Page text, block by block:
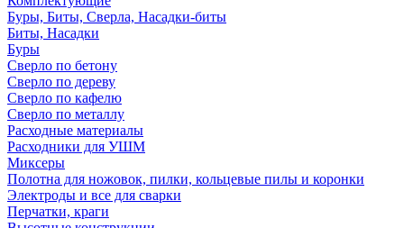
Буры, Биты, Сверла, Насадки-биты
Биты, Насадки
Буры
Сверло по бетону
Сверло по дереву
Сверло по кафелю
Сверло по металлу
Расходные материалы
Расходники для УШМ
Миксеры
Полотна для ножовок, пилки, кольцевые пилы и коронки
Электроды и все для сварки
Перчатки, краги